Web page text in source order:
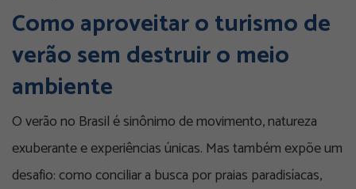
Como aproveitar o turismo de
verão sem destruir o meio
ambiente
O verão no Brasil é sinônimo de movimento, natureza
exuberante e experiências únicas. Mas também expõe um
desafio: como conciliar a busca por praias paradisíacas,